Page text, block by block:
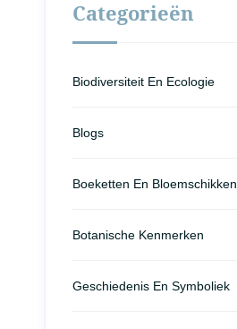
Categorieën
Biodiversiteit En Ecologie
Blogs
Boeketten En Bloemschikken
Botanische Kenmerken
Geschiedenis En Symboliek